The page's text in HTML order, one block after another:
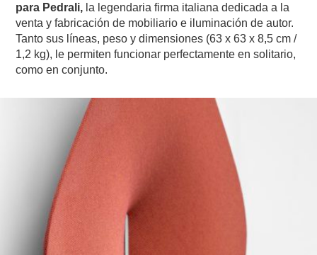
para Pedrali, la legendaria firma italiana dedicada a la
venta y fabricación de mobiliario e iluminación de autor.
Tanto sus líneas, peso y dimensiones (63 x 63 x 8,5 cm /
1,2 kg), le permiten funcionar perfectamente en solitario,
como en conjunto.